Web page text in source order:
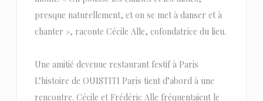
presque naturellement, et on se met à danser et à
chanter », raconte Cécile Alle, cofondatrice du lieu.
Une amitié devenue restaurant festif à Paris
L’histoire de OUISTITI Paris tient d’abord à une
rencontre. Cécile et Frédéric Alle fréquentaient le